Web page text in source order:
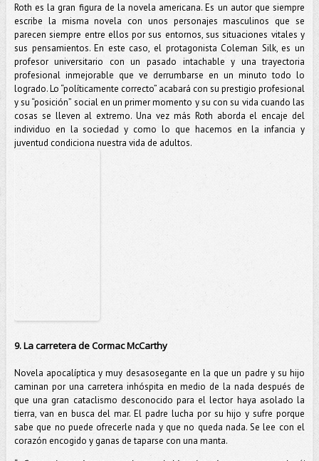
Roth es la gran figura de la novela americana. Es un autor que siempre
escribe la misma novela con unos personajes masculinos que se
parecen siempre entre ellos por sus entornos, sus situaciones vitales y
sus pensamientos. En este caso, el protagonista Coleman Silk, es un
profesor universitario con un pasado intachable y una trayectoria
profesional inmejorable que ve derrumbarse en un minuto todo lo
logrado. Lo “políticamente correcto” acabará con su prestigio profesional
y su “posición” social en un primer momento y su con su vida cuando las
cosas se lleven al extremo. Una vez más Roth aborda el encaje del
individuo en la sociedad y como lo que hacemos en la infancia y
juventud condiciona nuestra vida de adultos.
9. La carretera de Cormac McCarthy
Novela apocalíptica y muy desasosegante en la que un padre y su hijo
caminan por una carretera inhóspita en medio de la nada después de
que una gran cataclismo desconocido para el lector haya asolado la
tierra, van en busca del mar. El padre lucha por su hijo y sufre porque
sabe que no puede ofrecerle nada y que no queda nada. Se lee con el
corazón encogido y ganas de taparse con una manta.